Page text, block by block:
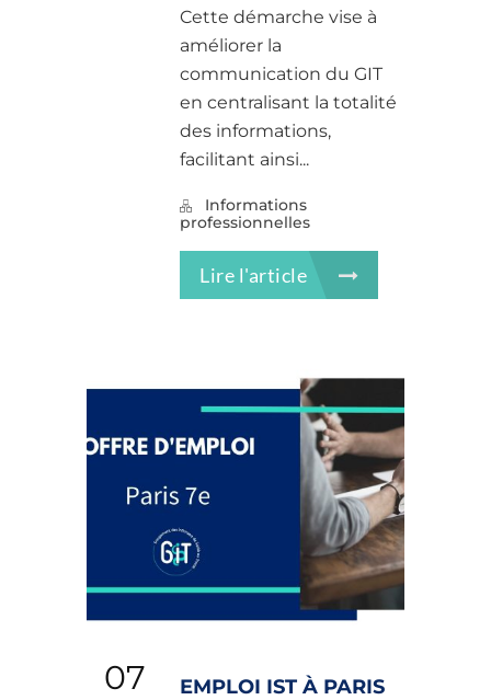
Cette démarche vise à
améliorer la
communication du GIT
en centralisant la totalité
des informations,
facilitant ainsi...
Informations
professionnelles
Lire l'article
07 EMPLOI IST À PARIS